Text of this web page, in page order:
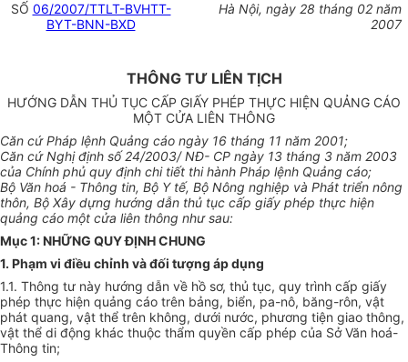
SỐ 06/2007/TTLT-BVHTT-
BYT-BNN-BXD
Hà Nội, ngày 28 tháng 02 năm
2007
THÔNG TƯ LIÊN TỊCH
HƯỚNG DẪN THỦ TỤC CẤP GIẤY PHÉP THỰC HIỆN QUẢNG CÁO
MỘT CỬA LIÊN THÔNG
Căn cứ Pháp lệnh Quảng cáo ngày 16 tháng 11 năm 2001;
Căn cứ Nghị định số 24/2003/ NĐ- CP ngày 13 tháng 3 năm 2003
của Chính phủ quy định chi tiết thi hành Pháp lệnh Quảng cáo;
Bộ Văn hoá - Thông tin, Bộ Y tế, Bộ Nông nghiệp và Phát triển nông
thôn, Bộ Xây dựng hướng dẫn thủ tục cấp giấy phép thực hiện
quảng cáo một cửa liên thông như sau:
Mục 1: NHỮNG QUY ĐỊNH CHUNG
1. Phạm vi điều chỉnh và đối tượng áp dụng
1.1. Thông tư này hướng dẫn về hồ sơ, thủ tục, quy trình cấp giấy
phép thực hiện quảng cáo trên bảng, biển, pa-nô, băng-rôn, vật
phát quang, vật thể trên không, dưới nước, phương tiện giao thông,
vật thể di động khác thuộc thẩm quyền cấp phép của Sở Văn hoá-
Thông tin;